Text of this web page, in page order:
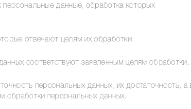
данные, обработка которых
отвечают целям их обработки.
соответствуют заявленным целям обработки.
персональных данных, их достаточность, а
обработки персональных данных.